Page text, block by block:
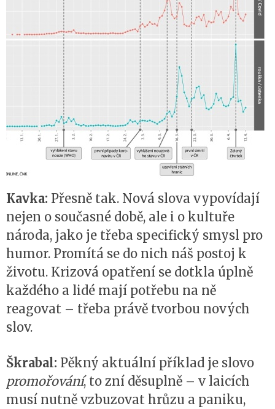
Kavka: Přesně tak. Nová slova vypovídají
nejen o současné době, ale i o kultuře
národa, jako je třeba specifický smysl pro
humor. Promítá se do nich náš postoj k
životu. Krizová opatření se dotkla úplně
každého a lidé mají potřebu na ně
reagovat – třeba právě tvorbou nových
slov.
Škrabal: Pěkný aktuální příklad je slovo
promořování, to zní děsuplně – v laicích
musí nutně vzbuzovat hrůzu a paniku,